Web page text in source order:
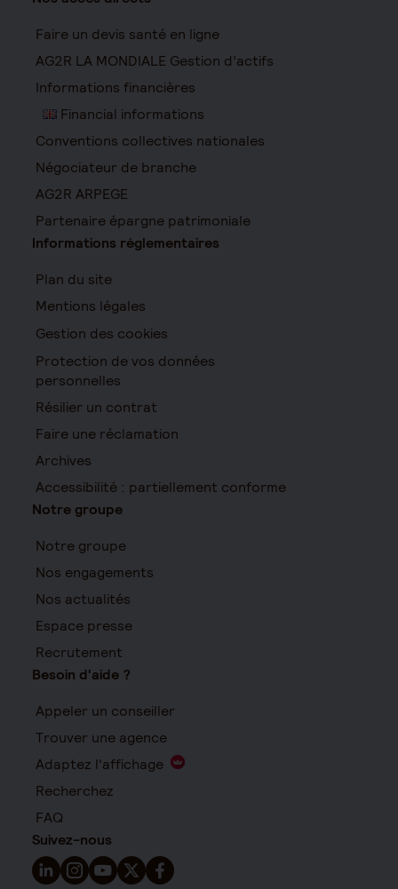
Faire un devis santé en ligne
AG2R LA MONDIALE Gestion d’actifs
Informations financières
Financial informations
Conventions collectives nationales
Négociateur de branche
AG2R ARPEGE
Partenaire épargne patrimoniale
Informations réglementaires
Plan du site
Mentions légales
Gestion des cookies
Protection de vos données
personnelles
Résilier un contrat
Faire une réclamation
Archives
Accessibilité : partiellement conforme
Notre groupe
Notre groupe
Nos engagements
Nos actualités
Espace presse
Recrutement
Besoin d'aide ?
Appeler un conseiller
Trouver une agence
Adaptez l'affichage
Recherchez
FAQ
Suivez-nous
Suivez-nous sur LinkedIn - Nouvelle fenêtre
Suivez-nous sur Instagram - Nouvelle fenêtre
Suivez-nous sur YouTube - Nouvelle fenêtre
Suivez-nous sur X - Nouvelle fenêtre
Suivez-nous sur Facebook - Nouvelle